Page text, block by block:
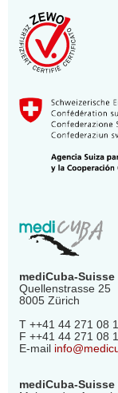
mediCuba-Suisse
Quellenstrasse 25
8005 Zürich
T ++41 44 271 08
F ++41 44 271 08
E-mail
mediCuba-